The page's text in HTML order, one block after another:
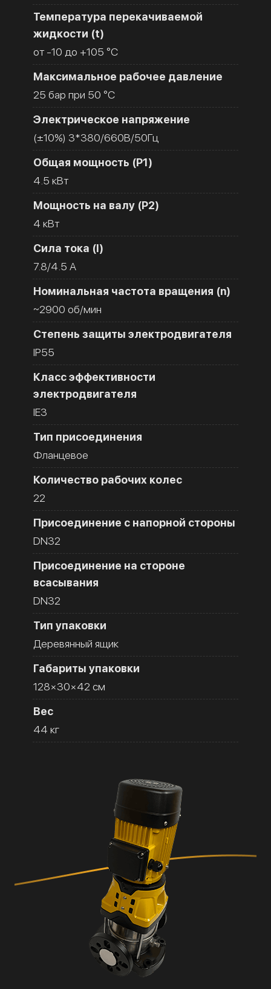
Температура перекачиваемой
жидкости (t)
от -10 до +105 °C
Максимальное рабочее давление
25 бар при 50 °C
Электрическое напряжение
(±10%) 3*380/660В/50Гц
Общая мощность (Р1)
4.5 кВт
Мощность на валу (Р2)
4 кВт
Сила тока (I)
7.8/4.5 A
Номинальная частота вращения (n)
~2900 об/мин
Степень защиты электродвигателя
IP55
Класс эффективности
электродвигателя
IE3
Тип присоединения
Фланцевое
Количество рабочих колес
22
Присоединение с напорной стороны
DN32
Присоединение на стороне
всасывания
DN32
Тип упаковки
Деревянный ящик
Габариты упаковки
128×30×42 см
Вес
44 кг